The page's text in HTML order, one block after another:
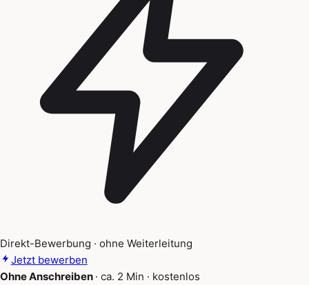
Direkt-Bewerbung · ohne Weiterleitung
Jetzt bewerben
Ohne Anschreiben · ca. 2 Min · kostenlos